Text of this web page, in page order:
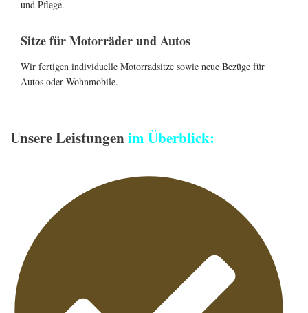
und Pflege.
Sitze für Motorräder und Autos
Wir fertigen individuelle Motorradsitze sowie neue Bezüge für
Autos oder Wohnmobile.
Unsere Leistungenim Überblick: